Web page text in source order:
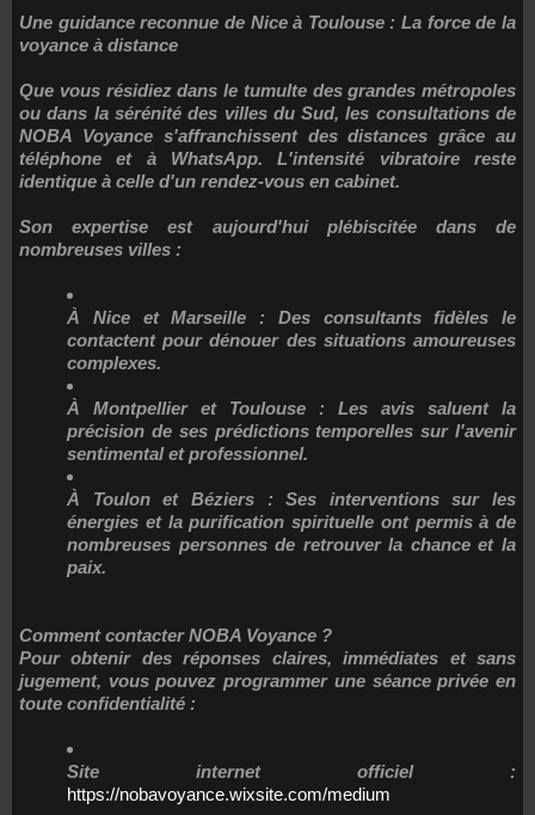
Une guidance reconnue de Nice à Toulouse : La force de la
voyance à distance
Que vous résidiez dans le tumulte des grandes métropoles
ou dans la sérénité des villes du Sud, les consultations de
NOBA Voyance s'affranchissent des distances grâce au
téléphone et à WhatsApp. L'intensité vibratoire reste
identique à celle d'un rendez-vous en cabinet.
Son expertise est aujourd'hui plébiscitée dans de
nombreuses villes :
À Nice et Marseille : Des consultants fidèles le
contactent pour dénouer des situations amoureuses
complexes.
À Montpellier et Toulouse : Les avis saluent la
précision de ses prédictions temporelles sur l'avenir
sentimental et professionnel.
À Toulon et Béziers : Ses interventions sur les
énergies et la purification spirituelle ont permis à de
nombreuses personnes de retrouver la chance et la
paix.
Comment contacter NOBA Voyance ?
Pour obtenir des réponses claires, immédiates et sans
jugement, vous pouvez programmer une séance privée en
toute confidentialité :
Site internet officiel :
https://nobavoyance.wixsite.com/medium